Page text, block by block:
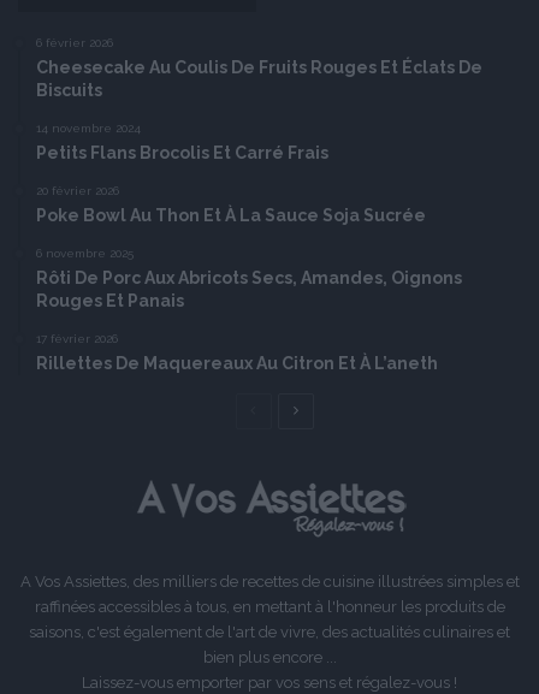
6 février 2026
Cheesecake Au Coulis De Fruits Rouges Et Éclats De
Biscuits
14 novembre 2024
Petits Flans Brocolis Et Carré Frais
20 février 2026
Poke Bowl Au Thon Et À La Sauce Soja Sucrée
6 novembre 2025
Rôti De Porc Aux Abricots Secs, Amandes, Oignons
Rouges Et Panais
17 février 2026
Rillettes De Maquereaux Au Citron Et À L’aneth
Page
A Vos Assiettes, des milliers de recettes de cuisine illustrées simples et
raffinées accessibles à tous, en mettant à l'honneur les produits de
saisons, c'est également de l'art de vivre, des actualités culinaires et
bien plus encore ...
Laissez-vous emporter par vos sens et régalez-vous !